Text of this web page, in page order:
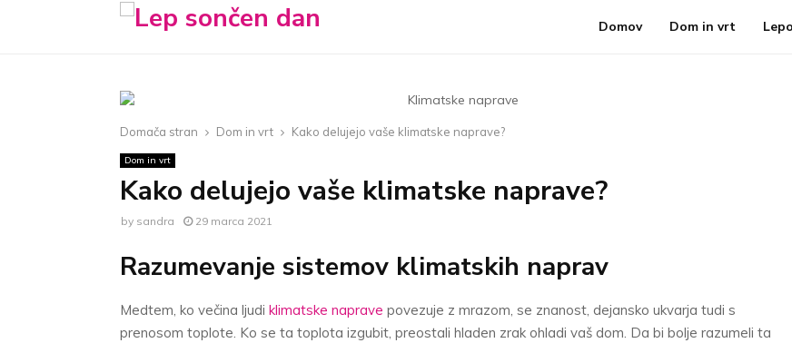
Domov Dom in vrt
Domača stran Dom in vrt Kako delujejo vaše klimatske naprave?
Dom in vrt
Kako delujejo vaše klimatske naprave?
by sandra 29 marca 2021
Razumevanje sistemov klimatskih naprav
Medtem, ko večina ljudi klimatske naprave povezuje z mrazom, se znanost, dejansko ukvarja tudi s
prenosom toplote. Ko se ta toplota izgubit, preostali hladen zrak ohladi vaš dom. Da bi bolje razumeli ta